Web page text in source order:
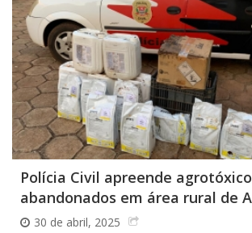
Polícia Civil apreende
abandonados em área rural de
30 de abril, 2025